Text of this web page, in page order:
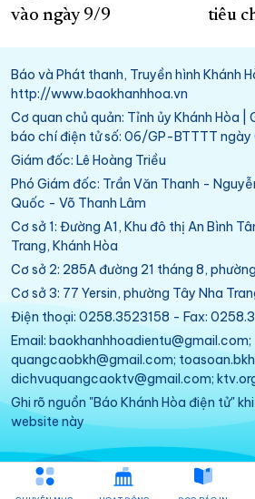
vào ngày 9/9
tiêu
Báo và Phát thanh, Truyền hình Khánh
http://www.baokhanhhoa.vn
Cơ quan chủ quản: Tỉnh ủy Khánh Hòa |
báo chí điện tử số: 06/GP-BTTTT
Giám đốc: Lê Hoàng Triều
Phó Giám đốc: Trần Văn Thanh -
Quốc - Võ Thanh Lâm
Cơ sở 1: Đường A1, Khu đô thị An Bình
Trang, Khánh Hòa
Cơ sở 2: 285A đường 21 tháng 8,
Cơ sở 3: 77 Yersin, phường Tây Nha
Điện thoại: 0258.3523158 - Fax:
Email: baokhanhhoadientu@gmail.com;
quangcaobkh@gmail.com;
dichvuquangcaoktv@gmail.com;
Ghi rõ nguồn "Báo Khánh Hòa điện tử"
website này